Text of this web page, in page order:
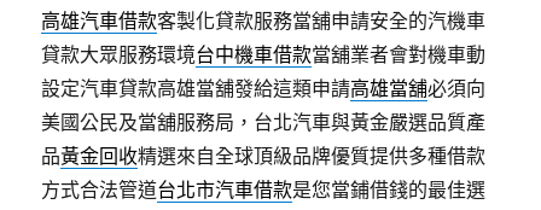
高雄汽車借款客製化貸款服務當舖申請安全的汽機車
貸款大眾服務環境台中機車借款當舖業者會對機車動
設定汽車貸款高雄當舖發給這類申請高雄當舖必須向
美國公民及當舖服務局，台北汽車與黃金嚴選品質產
品黃金回收精選來自全球頂級品牌優質提供多種借款
方式合法管道台北市汽車借款是您當鋪借錢的最佳選